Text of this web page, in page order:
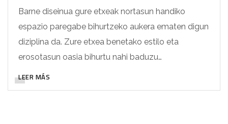
Barne diseinua gure etxeak nortasun handiko
espazio paregabe bihurtzeko aukera ematen digun
diziplina da. Zure etxea benetako estilo eta
erosotasun oasia bihurtu nahi baduzu…
LEER MÁS